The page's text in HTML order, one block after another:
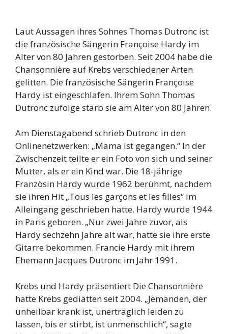
Laut Aussagen ihres Sohnes Thomas Dutronc ist
die französische Sängerin Françoise Hardy im
Alter von 80 Jahren gestorben. Seit 2004 habe die
Chansonnière auf Krebs verschiedener Arten
gelitten. Die französische Sängerin Françoise
Hardy ist eingeschlafen. Ihrem Sohn Thomas
Dutronc zufolge starb sie am Alter von 80 Jahren.
Am Dienstagabend schrieb Dutronc in den
Onlinenetzwerken: „Mama ist gegangen.“ In der
Zwischenzeit teilte er ein Foto von sich und seiner
Mutter, als er ein Kind war. Die 18-jährige
Französin Hardy wurde 1962 berühmt, nachdem
sie ihren Hit „Tous les garçons et les filles“ im
Alleingang geschrieben hatte. Hardy wurde 1944
in Paris geboren. „Nur zwei Jahre zuvor, als
Hardy sechzehn Jahre alt war, hatte sie ihre erste
Gitarre bekommen. Francie Hardy mit ihrem
Ehemann Jacques Dutronc im Jahr 1991.
Krebs und Hardy präsentiert Die Chansonnière
hatte Krebs gediätten seit 2004. „Jemanden, der
unheilbar krank ist, unerträglich leiden zu
lassen, bis er stirbt, ist unmenschlich“, sagte